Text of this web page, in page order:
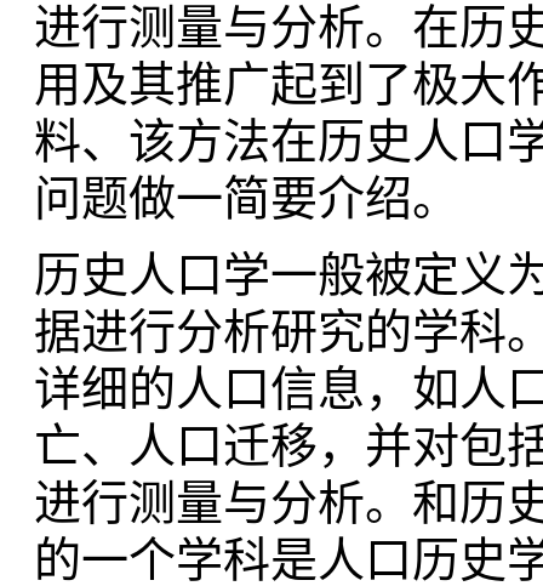
进行测量与分析。在历
用及其推广起到了极大
料、该方法在历史人口
问题做一简要介绍。
历史人口学一般被定义
据进行分析研究的学科
详细的人口信息，如人
亡、人口迁移，并对包
进行测量与分析。和历
的一个学科是人口历史